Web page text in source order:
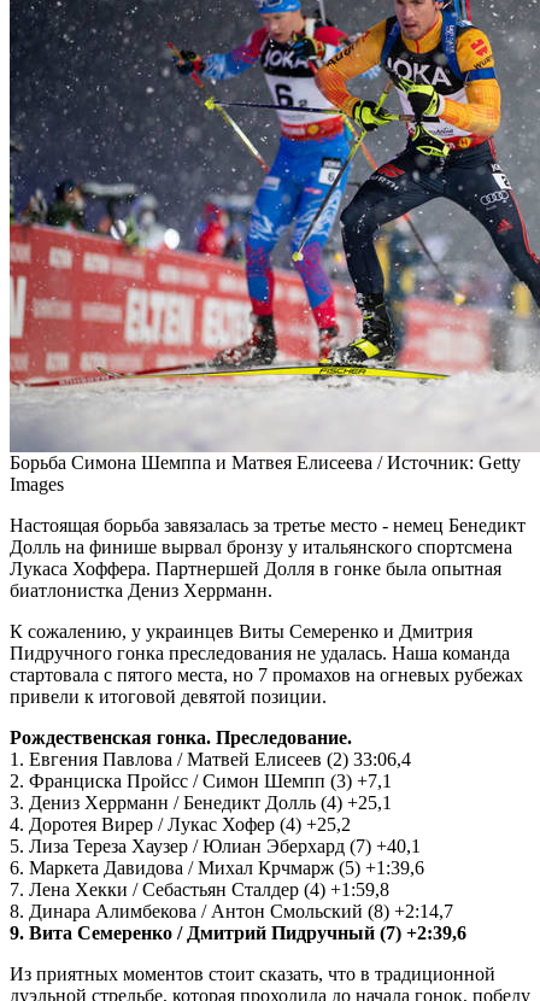
Борьба Симона Шемппа и Матвея Елисеева /Источник: Getty
Images
Настоящая борьба завязалась за третье место - немец Бенедикт
Долль на финише вырвал бронзу у итальянского спортсмена
Лукаса Хоффера. Партнершей Долля в гонке была опытная
биатлонистка Дениз Херрманн.
К сожалению, у украинцев Виты Семеренко и Дмитрия
Пидручного гонка преследования не удалась. Наша команда
стартовала с пятого места, но 7 промахов на огневых рубежах
привели к итоговой девятой позиции.
Рождественская гонка. Преследование.
1. Евгения Павлова / Матвей Елисеев (2) 33:06,4
2. Франциска Пройсс / Симон Шемпп (3) +7,1
3. Дениз Херрманн / Бенедикт Долль (4) +25,1
4. Доротея Вирер / Лукас Хофер (4) +25,2
5. Лиза Тереза Хаузер / Юлиан Эберхард (7) +40,1
6. Маркета Давидова / Михал Крчмарж (5) +1:39,6
7. Лена Хекки / Себастьян Сталдер (4) +1:59,8
8. Динара Алимбекова / Антон Смольский (8) +2:14,7
9. Вита Семеренко / Дмитрий Пидручный (7) +2:39,6
Из приятных моментов стоит сказать, что в традиционной
дуэльной стрельбе, которая проходила до начала гонок, победу